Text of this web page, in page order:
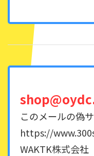
このメールの偽
https://
WAKTK株式会